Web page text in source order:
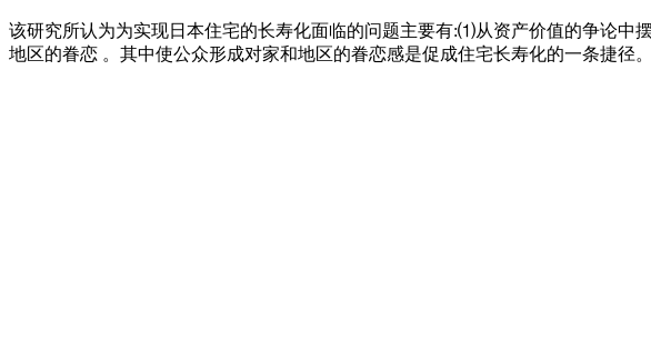
该研究所认为为实现日本住宅的长寿化面临的问题主要有:⑴从资产价值的争论
地区的眷恋 。其中使公众形成对家和地区的眷恋感是促成住宅长寿化的一条捷径。